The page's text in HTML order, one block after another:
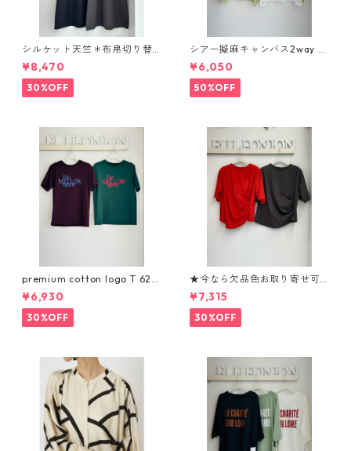
シルケット天竺＊布帛切り替
えone-piece （set up対応）
743916 uncarnet
¥8,470
30%OFF
シアー擬麻キャンバス2way p
¥6,050
50%OFF
premium cotton logo T 625
937 passione
¥6,930
30%OFF
★今なら欠品色お取り寄せ可
能★大人気★ねじり風コンパ
¥7,315
30%OFF